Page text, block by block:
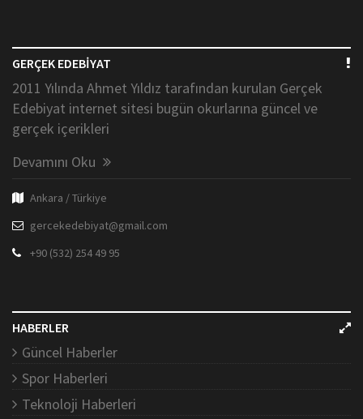
GERÇEK EDEBİYAT
2011 Yılında Ahmet Yıldız tarafından kurulan Gerçek
Edebiyat internet sitesi bugün okurlarına güncel ve
gerçek içerikleri
Devamını Oku
Ankara / Türkiye
gercekedebiyat@gmail.com
+90 (532) 254 49 95
HABERLER
Güncel Haberler
Spor Haberleri
Teknoloji Haberleri